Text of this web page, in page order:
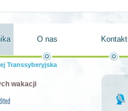
O nas Kontakt
Transsyberyjska
wakacji